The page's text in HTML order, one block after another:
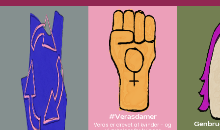
#Verasdamer
Veras er drevet af kvinder - og